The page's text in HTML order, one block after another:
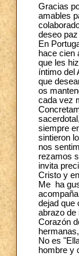
Gracias
amables
deseo
En
hace cien
que les
íntimo del
que
os
cada vez
siempre
sintieron
nos
rezamos
invita
Cristo y
Me ha
dejad que
abrazo de
Corazón
No es
hombre y